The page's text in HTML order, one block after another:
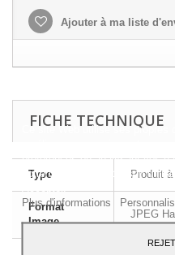
Ajouter à ma liste
FICHE TECHNIQUE
Type Produit
Format
Image
JPEG
Ce site Web utilise ses propres
préférences en analysant vos
votre consentement à son
Plus d'informations